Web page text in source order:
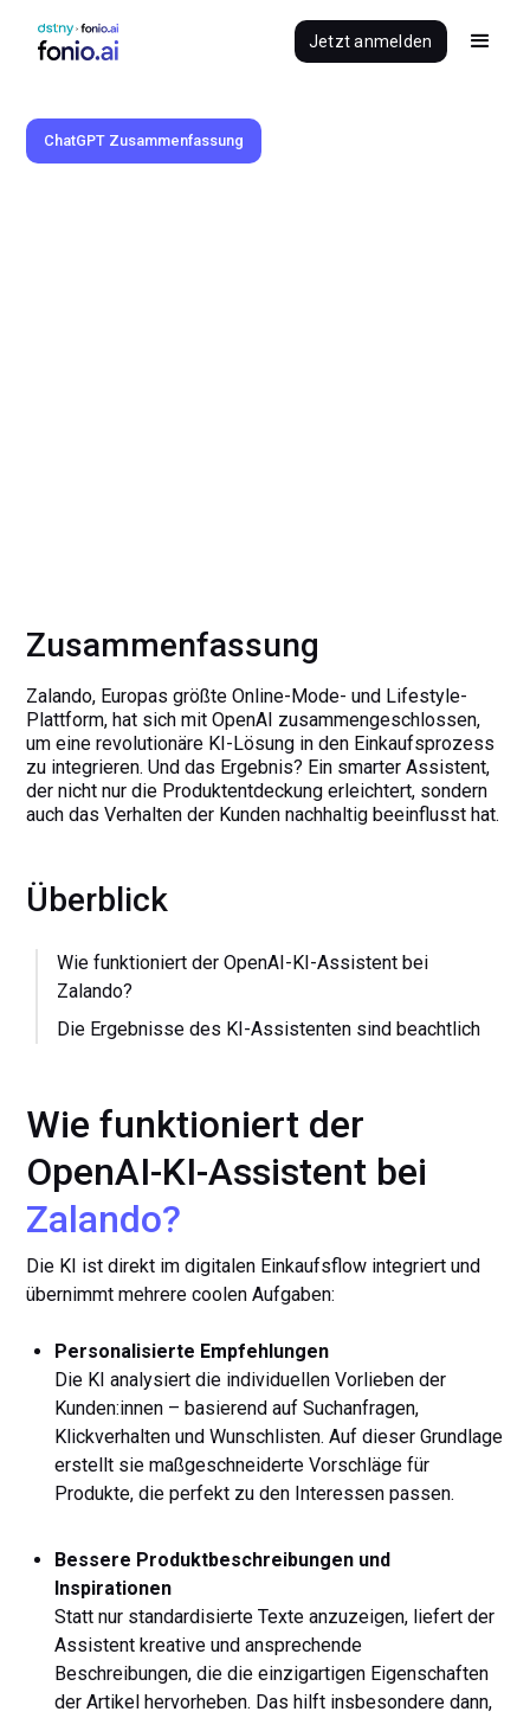
Jetzt anmelden
ChatGPT Zusammenfassung
Zusammenfassung
Zalando, Europas größte Online-Mode- und Lifestyle-
Plattform, hat sich mit OpenAI zusammengeschlossen,
um eine revolutionäre KI-Lösung in den Einkaufsprozess
zu integrieren. Und das Ergebnis? Ein smarter Assistent,
der nicht nur die Produktentdeckung erleichtert, sondern
auch das Verhalten der Kunden nachhaltig beeinflusst hat.
Überblick
Wie funktioniert der OpenAI-KI-Assistent bei
Zalando?
Die Ergebnisse des KI-Assistenten sind beachtlich
Wie funktioniert der
OpenAI-KI-Assistent bei
Zalando?
Die KI ist direkt im digitalen Einkaufsflow integriert und
übernimmt mehrere coolen Aufgaben:
Personalisierte Empfehlungen
Die KI analysiert die individuellen Vorlieben der
Kunden:innen – basierend auf Suchanfragen,
Klickverhalten und Wunschlisten. Auf dieser Grundlage
erstellt sie maßgeschneiderte Vorschläge für
Produkte, die perfekt zu den Interessen passen.
Bessere Produktbeschreibungen und
Inspirationen
Statt nur standardisierte Texte anzuzeigen, liefert der
Assistent kreative und ansprechende
Beschreibungen, die die einzigartigen Eigenschaften
der Artikel hervorheben. Das hilft insbesondere dann,